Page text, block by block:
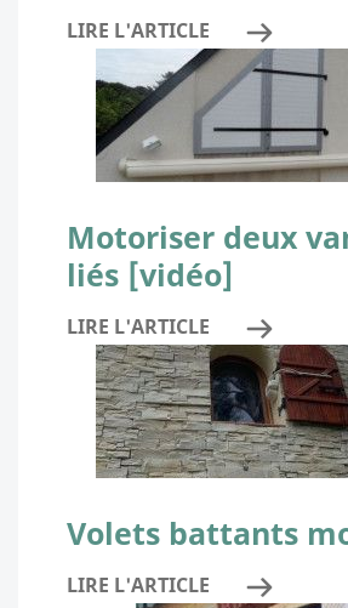
LIRE L'ARTICLE
Motoriser deux
liés [vidéo]
LIRE L'ARTICLE
Volets battants
LIRE L'ARTICLE